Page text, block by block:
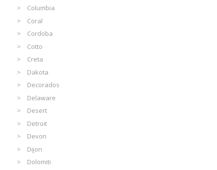
Columbia
Coral
Cordoba
Cotto
Creta
Dakota
Decorados
Delaware
Desert
Detroit
Devon
Dijon
Dolomiti